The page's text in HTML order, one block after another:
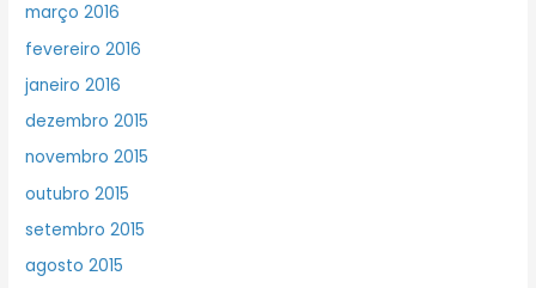
março 2016
fevereiro 2016
janeiro 2016
dezembro 2015
novembro 2015
outubro 2015
setembro 2015
agosto 2015